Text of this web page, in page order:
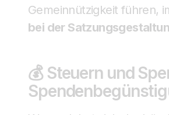
Gemeinnützigkeit führen,
bei der
💰 Steuern und